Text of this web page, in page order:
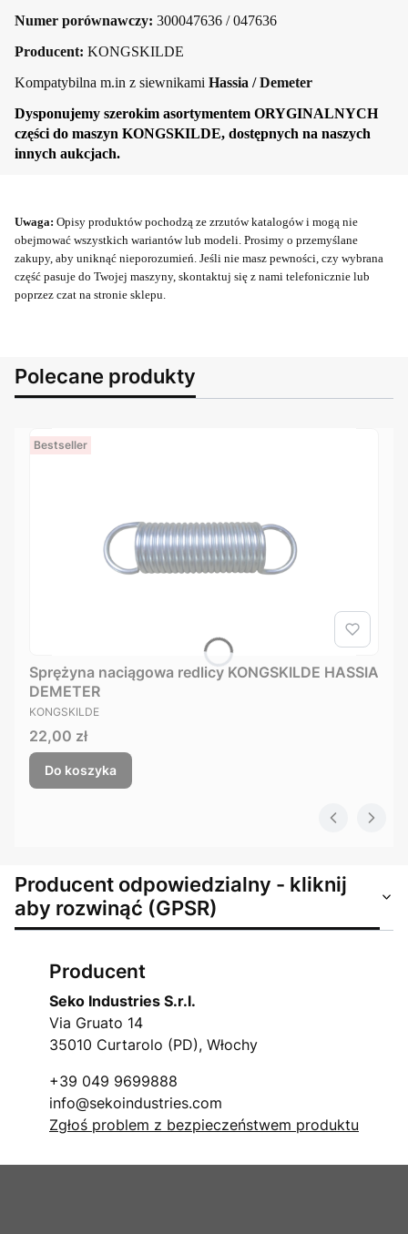
Numer porównawczy: 300047636 / 047636
Producent: KONGSKILDE
Kompatybilna m.in z siewnikami Hassia / Demeter
Dysponujemy szerokim asortymentem ORYGINALNYCH
części do maszyn KONGSKILDE, dostępnych na naszych
innych aukcjach.
Uwaga: Opisy produktów pochodzą ze zrzutów katalogów i mogą nie
obejmować wszystkich wariantów lub modeli. Prosimy o przemyślane
zakupy, aby uniknąć nieporozumień. Jeśli nie masz pewności, czy wybrana
część pasuje do Twojej maszyny, skontaktuj się z nami telefonicznie lub
poprzez czat na stronie sklepu.
Polecane produkty
Bestseller
Sprężyna naciągowa redlicy KONGSKILDE HASSIA
DEMETER
PRODUCENT
KONGSKILDE
Cena
22,00 zł
Do koszyka
Producent odpowiedzialny - kliknij
aby rozwinąć (GPSR)
Producent
Seko Industries S.r.l.
Via Gruato 14
35010 Curtarolo (PD), Włochy
+39 049 9699888
info@sekoindustries.com
Zgłoś problem z bezpieczeństwem produktu